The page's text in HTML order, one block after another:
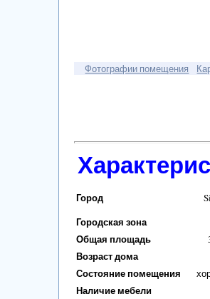
Фотографии помещения
Город
Городская зона
Общая площадь
Возраст дома
Состояние помещения
Наличие мебели